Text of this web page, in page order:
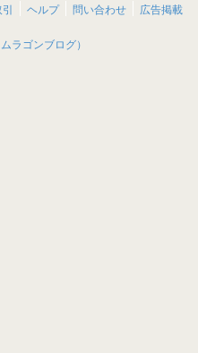
ヘルプ 問い合わせ 広告掲載
ラゴンブログ）